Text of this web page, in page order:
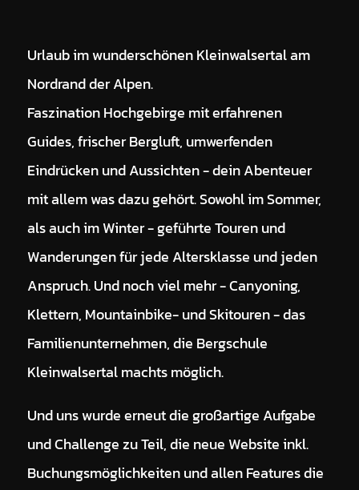
Urlaub im wunderschönen Kleinwalsertal am
Nordrand der Alpen.
Faszination Hochgebirge mit erfahrenen
Guides, frischer Bergluft, umwerfenden
Eindrücken und Aussichten - dein Abenteuer
mit allem was dazu gehört. Sowohl im Sommer,
als auch im Winter - geführte Touren und
Wanderungen für jede Altersklasse und jeden
Anspruch. Und noch viel mehr - Canyoning,
Klettern, Mountainbike- und Skitouren - das
Familienunternehmen, die Bergschule
Kleinwalsertal machts möglich.
Und uns wurde erneut die großartige Aufgabe
und Challenge zu Teil, die neue Website inkl.
Buchungsmöglichkeiten und allen Features die